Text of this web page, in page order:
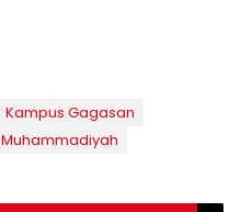
Kampus Gagasan
Muhammadiyah